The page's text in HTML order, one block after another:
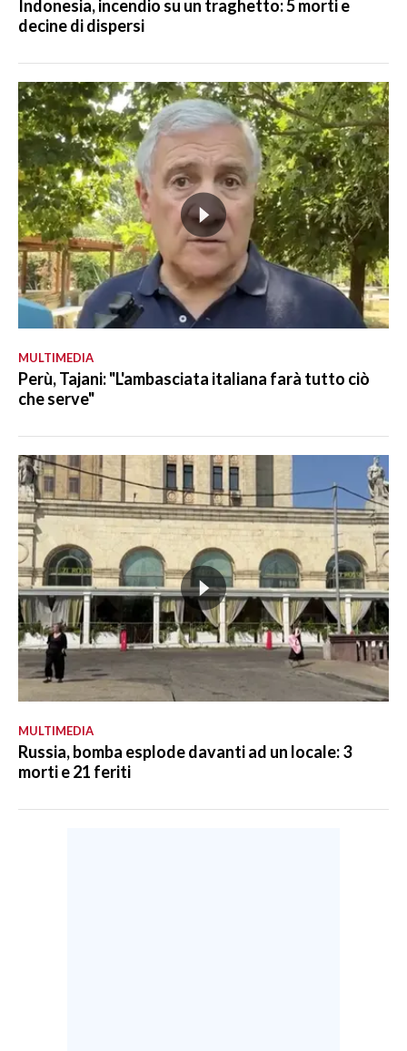
Indonesia, incendio su un traghetto: 5 morti e
decine di dispersi
MULTIMEDIA
Perù, Tajani: "L'ambasciata italiana farà tutto ciò
che serve"
MULTIMEDIA
Russia, bomba esplode davanti ad un locale: 3
morti e 21 feriti